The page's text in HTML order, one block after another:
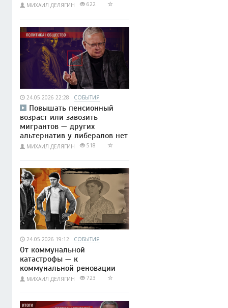
МИХАИЛ ДЕЛЯГИН 622
24.05.2026 22:28 СОБЫТИЯ
Повышать пенсионный
возраст или завозить
мигрантов — других
альтернатив у либералов нет
МИХАИЛ ДЕЛЯГИН 518
24.05.2026 19:12 СОБЫТИЯ
От коммунальной
катастрофы — к
коммунальной реновации
МИХАИЛ ДЕЛЯГИН 723